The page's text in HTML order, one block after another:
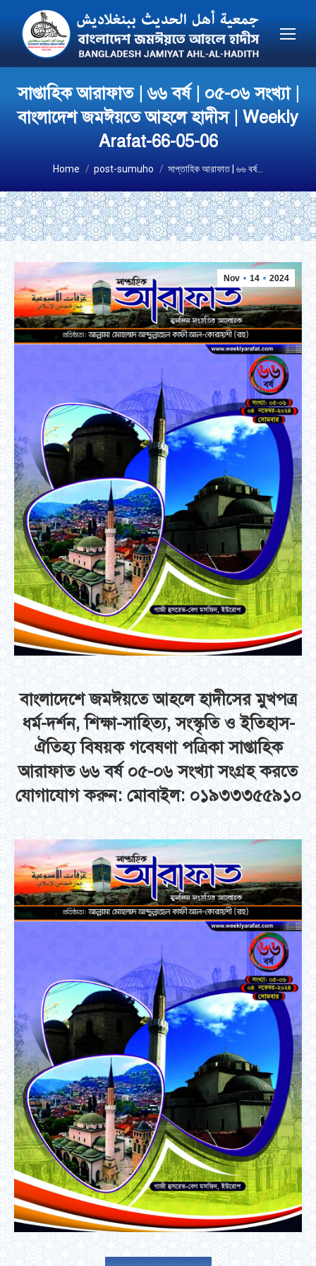
সাপ্তাহিক আরাফাত | ৬৬ বর্ষ | ০৫-০৬ সংখ্যা |
বাংলাদেশ জমঈয়তে আহলে হাদীস | Weekly
Arafat-66-05-06
You are here:
Home post-sumuho সাপ্তাহিক আরাফাত | ৬৬ বর্ষ…
Nov 14 2024
বাংলাদেশে জমঈয়তে আহলে হাদীসের মুখপত্র
ধর্ম-দর্শন, শিক্ষা-সাহিত্য, সংস্কৃতি ও ইতিহাস-
ঐতিহ্য বিষয়ক গবেষণা পত্রিকা সাপ্তাহিক
আরাফাত ৬৬ বর্ষ ০৫-০৬ সংখ্যা সংগ্রহ করতে
যোগাযোগ করুন: মোবাইল: ০১৯৩৩৩৫৫৯১০